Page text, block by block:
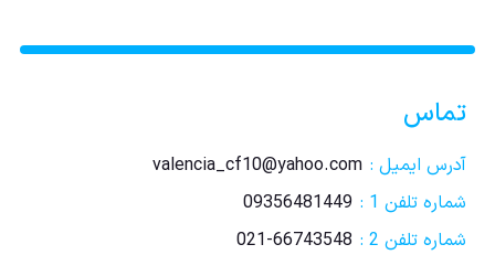
تماس
آدرس ایمیل : valencia_cf10@yahoo.com
شماره تلفن 1 :
09356481449
شماره تلفن 2 :
021-66743548